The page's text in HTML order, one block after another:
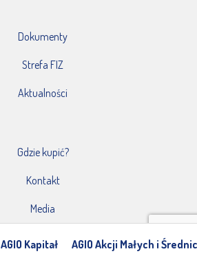
AGIO Kapitał AGIO Akcji Małych i
Dokumenty
Strefa FIZ
Aktualności
Gdzie kupić?
Kontakt
Media